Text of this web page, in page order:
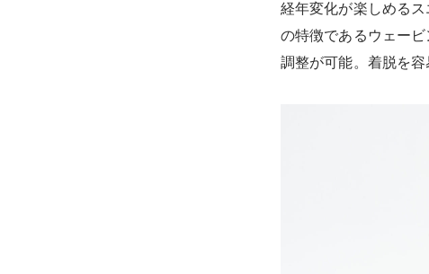
経年変化が楽しめる
の特徴であるウェー
調整が可能。着脱を